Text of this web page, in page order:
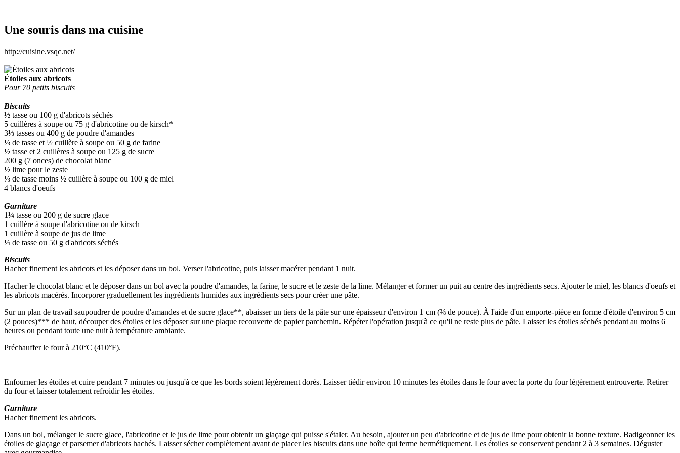
Une souris dans ma cuisine
http://cuisine.vsqc.net/
Étoiles aux abricots
Pour 70 petits biscuits
Biscuits
½ tasse ou 100 g d'abricots séchés
5 cuillères à soupe ou 75 g d'abricotine ou de kirsch*
3⅓ tasses ou 400 g de poudre d'amandes
⅓ de tasse et ½ cuillère à soupe ou 50 g de farine
½ tasse et 2 cuillères à soupe ou 125 g de sucre
200 g (7 onces) de chocolat blanc
½ lime pour le zeste
⅓ de tasse moins ½ cuillère à soupe ou 100 g de miel
4 blancs d'oeufs
Garniture
1¼ tasse ou 200 g de sucre glace
1 cuillère à soupe d'abricotine ou de kirsch
1 cuillère à soupe de jus de lime
¼ de tasse ou 50 g d'abricots séchés
Biscuits
Hacher finement les abricots et les déposer dans un bol. Verser l'abricotine, puis laisser macérer pendant 1 nuit.
Hacher le chocolat blanc et le déposer dans un bol avec la poudre d'amandes, la farine, le sucre et le zeste de la lime. Mélanger et former un puit au centre des ingrédients secs. Ajouter le miel, les blancs d'oeufs et
les abricots macérés. Incorporer graduellement les ingrédients humides aux ingrédients secs pour créer une pâte.
Sur un plan de travail saupoudrer de poudre d'amandes et de sucre glace**, abaisser un tiers de la pâte sur une épaisseur d'environ 1 cm (⅜ de pouce). À l'aide d'un emporte-pièce en forme d'étoile d'environ 5 cm
(2 pouces)*** de haut, découper des étoiles et les déposer sur une plaque recouverte de papier parchemin. Répéter l'opération jusqu'à ce qu'il ne reste plus de pâte. Laisser les étoiles séchés pendant au moins 6
heures ou pendant toute une nuit à température ambiante.
Préchauffer le four à 210°C (410°F).
Enfourner les étoiles et cuire pendant 7 minutes ou jusqu'à ce que les bords soient légèrement dorés. Laisser tiédir environ 10 minutes les étoiles dans le four avec la porte du four légèrement entrouverte. Retirer
du four et laisser totalement refroidir les étoiles.
Garniture
Hacher finement les abricots.
Dans un bol, mélanger le sucre glace, l'abricotine et le jus de lime pour obtenir un glaçage qui puisse s'étaler. Au besoin, ajouter un peu d'abricotine et de jus de lime pour obtenir la bonne texture. Badigeonner les
étoiles de glaçage et parsemer d'abricots hachés. Laisser sécher complètement avant de placer les biscuits dans une boîte qui ferme hermétiquement. Les étoiles se conservent pendant 2 à 3 semaines. Déguster